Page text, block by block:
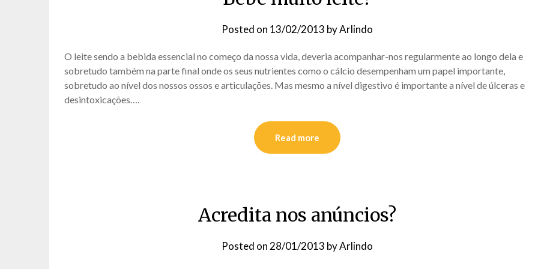
Posted on 13/02/2013 byArlindo
O leite sendo a bebida essencial no começo da nossa vida, deveria acompanhar-nos regularmente ao longo dela e
sobretudo também na parte final onde os seus nutrientes como o cálcio desempenham um papel importante,
sobretudo ao nível dos nossos ossos e articulações. Mas mesmo a nível digestivo é importante a nível de úlceras e
desintoxicações….
Read more
Acredita nos anúncios?
Posted on 28/01/2013 byArlindo